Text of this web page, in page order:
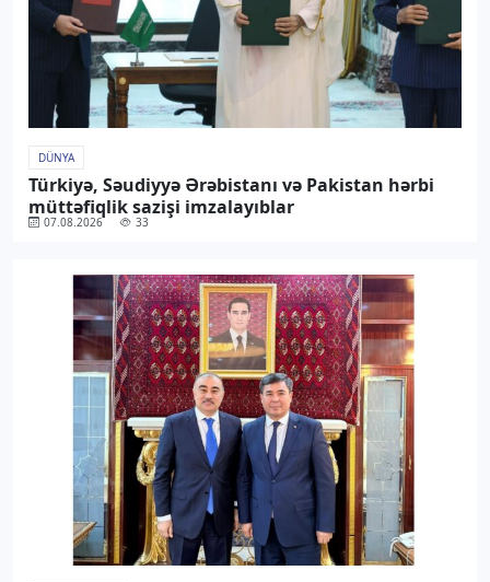
DÜNYA
Türkiyə, Səudiyyə Ərəbistanı və Pakistan hərbi
müttəfiqlik sazişi imzalayıblar
07.08.2026 33